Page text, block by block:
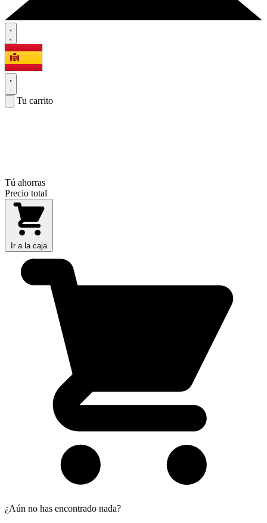
Tu carrito
Tú ahorras
Precio total
Ir a la caja
¿Aún no has encontrado nada?